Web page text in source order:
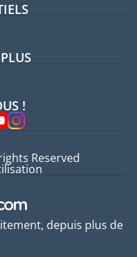
!
depuis plus de
Reserved